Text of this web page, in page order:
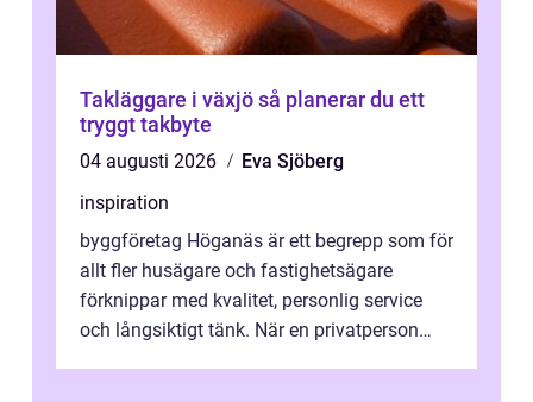
Takläggare i växjö så planerar du ett
tryggt takbyte
04 augusti 2026
Eva Sjöberg
inspiration
byggföretag Höganäs är ett begrepp som för
allt fler husägare och fastighetsägare
förknippar med kvalitet, personlig service
och långsiktigt tänk. När en privatperson